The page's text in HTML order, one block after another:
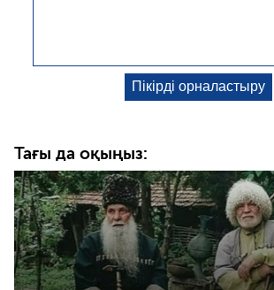
Тағы да оқыңыз: